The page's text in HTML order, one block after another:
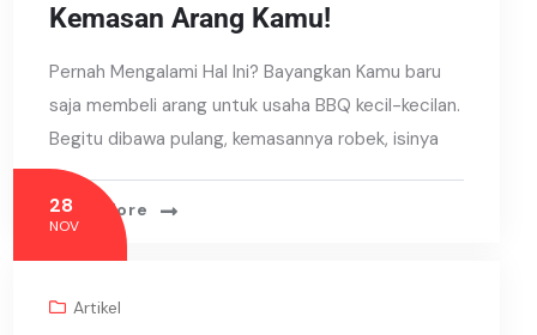
Kemasan Arang Kamu!
Pernah Mengalami Hal Ini? Bayangkan Kamu baru
saja membeli arang untuk usaha BBQ kecil-kecilan.
Begitu dibawa pulang, kemasannya robek, isinya
Read More
28
NOV
Artikel